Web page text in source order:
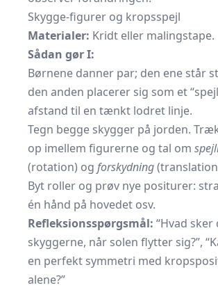
Skygge-figurer og kropsspejl
Materialer: Kridt eller malingstape.
Sådan gør I:
Børnene danner par; den ene står
den anden placerer sig som et
afstand til en tænkt lodret linje.
Tegn begge skygger på jorden.
op imellem figurerne og tal om
(rotation) og forskydning
Byt roller og prøv nye positurer:
én hånd på hovedet osv.
Refleksionsspørgsmål: “Hvad sker
skyggerne, når solen flytter sig?”,
en perfekt symmetri med
alene?”